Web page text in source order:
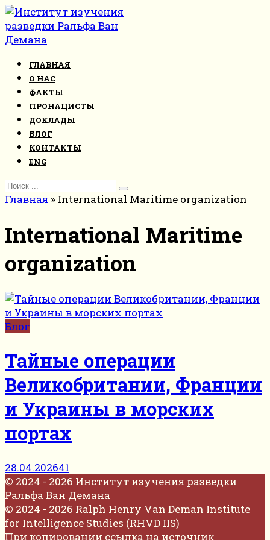
Перейти
к
контенту
ГЛАВНАЯ
О НАС
ФАКТЫ
ПРОНАЦИСТЫ
ДОКЛАДЫ
БЛОГ
КОНТАКТЫ
ENG
Search
for:
Главная » International Maritime organization
International Maritime
organization
Блог
Тайные операции
Великобритании, Франции
и Украины в морских
портах
28.04.202641
© 2024 - 2026 Институт изучения разведки
Ральфа Ван Демана
© 2024 - 2026 Ralph Henry Van Deman Institute
for Intelligence Studies (RHVD IIS)
При копировании ссылка на источник